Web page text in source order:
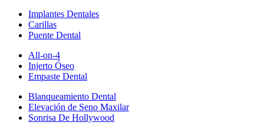
Implantes Dentales
Carillas
Puente Dental
All-on-4
Injerto Óseo
Empaste Dental
Blanqueamiento Dental
Elevación de Seno Maxilar
Sonrisa De Hollywood